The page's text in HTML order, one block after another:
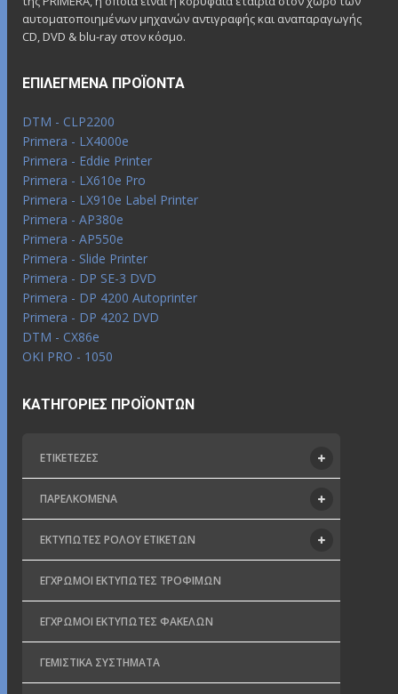
αυτοματοποιημένων μηχανών αντιγραφής και αναπαραγωγής
CD, DVD & blu-ray στον κόσμο.
ΕΠΙΛΕΓΜΈΝΑ ΠΡΟΪΌΝΤΑ
DTM - CLP2200
Primera - LX4000e
Primera - Eddie Printer
Primera - LX610e Pro
Primera - LX910e Label Printer
Primera - AP380e
Primera - AP550e
Primera - Slide Printer
Primera - DP SE-3 DVD
Primera - DP 4200 Autoprinter
Primera - DP 4202 DVD
DTM - CX86e
OKI PRO - 1050
ΚΑΤΗΓΟΡΊΕΣ ΠΡΟΪΌΝΤΩΝ
ΕΤΙΚΕΤΈΖΕΣ
ΠΑΡΕΛΚΌΜΕΝΑ
ΕΚΤΥΠΩΤΈΣ ΡΟΛΟΎ ΕΤΙΚΕΤΏΝ
ΈΓΧΡΩΜΟΙ ΕΚΤΥΠΩΤΈΣ ΤΡΟΦΊΜΩΝ
ΈΓΧΡΩΜΟΙ ΕΚΤΥΠΩΤΈΣ ΦΑΚΈΛΩΝ
ΓΕΜΙΣΤΙΚΆ ΣΥΣΤΉΜΑΤΑ